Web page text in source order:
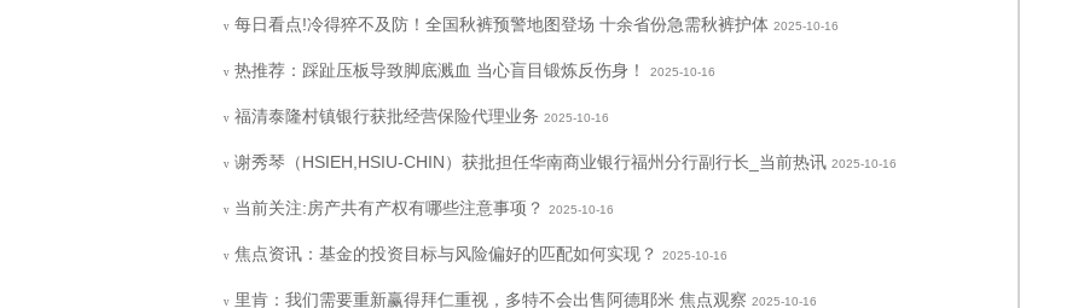
v 每日看点!冷得猝不及防！全国秋裤预警地图登场 十余省份急需秋裤护体 2025-10-16
v 热推荐：踩趾压板导致脚底溅血 当心盲目锻炼反伤身！ 2025-10-16
v 福清泰隆村镇银行获批经营保险代理业务 2025-10-16
v 谢秀琴（HSIEH,HSIU-CHIN）获批担任华南商业银行福州分行副行长_当前热讯 2025-10-16
v 当前关注:房产共有产权有哪些注意事项？ 2025-10-16
v 焦点资讯：基金的投资目标与风险偏好的匹配如何实现？ 2025-10-16
v 里肯：我们需要重新赢得拜仁重视，多特不会出售阿德耶米 焦点观察 2025-10-16